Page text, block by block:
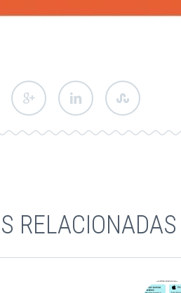
RELACIONADAS